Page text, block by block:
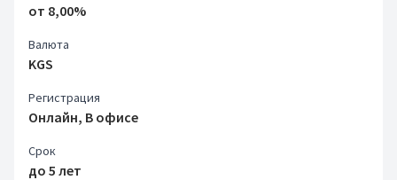
от 8,00%
Валюта
KGS
Регистрация
Онлайн, В офисе
Срок
до 5 лет